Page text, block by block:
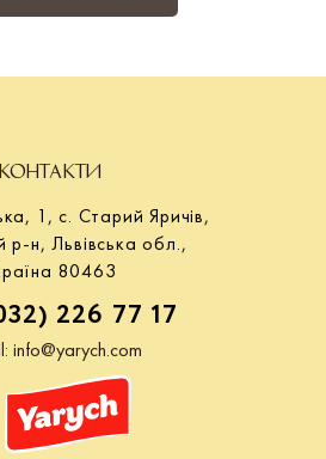
КОНТАКТИ
1, с. Старий Яричів,
р-н, Львівська обл.,
80463
226 77 17
info@yarych.com